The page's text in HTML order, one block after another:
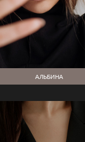
АЛЬБИНА